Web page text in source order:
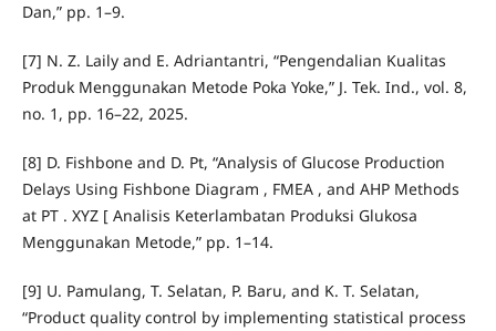
Dan,” pp. 1–9.
[7] N. Z. Laily and E. Adriantantri, “Pengendalian Kualitas
Produk Menggunakan Metode Poka Yoke,” J. Tek. Ind., vol. 8,
no. 1, pp. 16–22, 2025.
[8] D. Fishbone and D. Pt, “Analysis of Glucose Production
Delays Using Fishbone Diagram , FMEA , and AHP Methods
at PT . XYZ [ Analisis Keterlambatan Produksi Glukosa
Menggunakan Metode,” pp. 1–14.
[9] U. Pamulang, T. Selatan, P. Baru, and K. T. Selatan,
“Product quality control by implementing statistical process